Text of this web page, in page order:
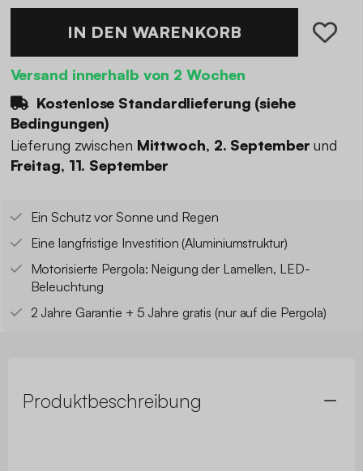
IN DEN WARENKORB
Versand innerhalb von 2 Wochen
Kostenlose Standardlieferung (siehe
Bedingungen)
Lieferung zwischen Mittwoch, 2. September und
Freitag, 11. September
Ein Schutz vor Sonne und Regen
Eine langfristige Investition (Aluminiumstruktur)
Motorisierte Pergola: Neigung der Lamellen, LED-
Beleuchtung
2 Jahre Garantie + 5 Jahre gratis (nur auf die Pergola)
Produktbeschreibung